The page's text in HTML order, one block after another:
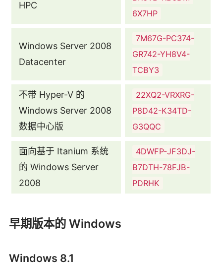
HPC
6X7HP
Windows Server 2008
Datacenter
7M67G-PC374-
GR742-YH8V4-
TCBY3
不带 Hyper-V 的
Windows Server 2008
数据中心版
22XQ2-VRXRG-
P8D42-K34TD-
G3QQC
面向基于 Itanium 系统
的 Windows Server
2008
4DWFP-JF3DJ-
B7DTH-78FJB-
PDRHK
早期版本的 Windows
Windows 8.1